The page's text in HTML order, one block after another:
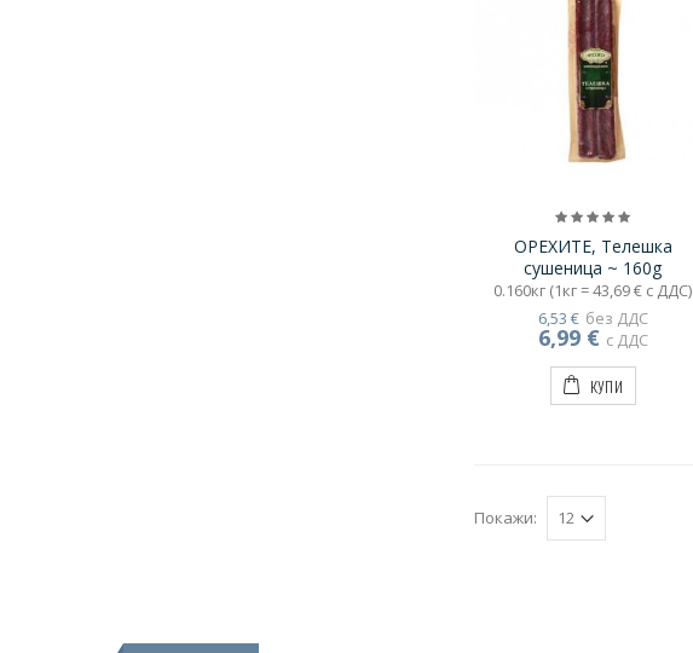
ОРЕХИТЕ, Телешка
сушеница ~ 160g
0.160кг (1кг = 43,69 € с ДДС)
без ДДС
6,53 €
с ДДС
6,99 €
КУПИ
Покажи: